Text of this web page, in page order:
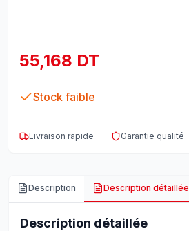
55,168 DT
Stock faible
Livraison rapide Garantie qualité
Description Description détaillée
Description détaillée